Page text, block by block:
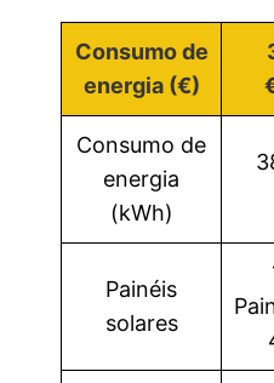
Consumo de
energia (€)
Consumo de
energia
(kWh)
Painéis
solares